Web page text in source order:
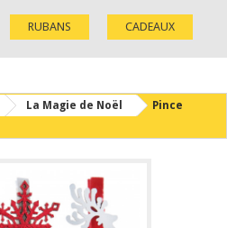
RUBANS CADEAUX
La Magie de Noël
Pince